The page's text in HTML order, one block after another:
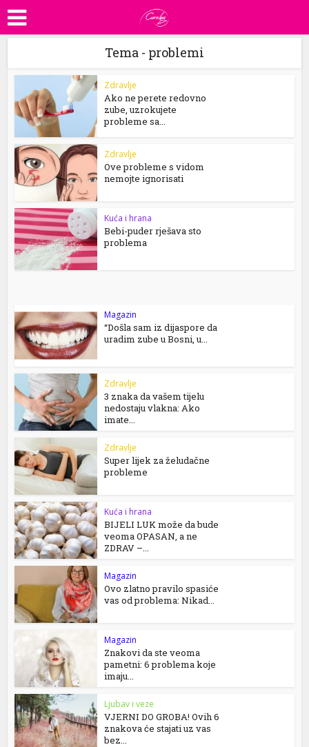
Tema - problemi
Zdravlje
Ako ne perete redovno
zube, uzrokujete
probleme sa...
Zdravlje
Ove probleme s vidom
nemojte ignorisati
Kuća i hrana
Bebi-puder rješava sto
problema
Magazin
“Došla sam iz dijaspore da
uradim zube u Bosni, u...
Zdravlje
3 znaka da vašem tijelu
nedostaju vlakna: Ako
imate...
Zdravlje
Super lijek za želudačne
probleme
Kuća i hrana
BIJELI LUK može da bude
veoma OPASAN, a ne
ZDRAV –...
Magazin
Ovo zlatno pravilo spasiće
vas od problema: Nikad...
Magazin
Znakovi da ste veoma
pametni: 6 problema koje
imaju...
Ljubav i veze
VJERNI DO GROBA! Ovih 6
znakova će stajati uz vas
bez...